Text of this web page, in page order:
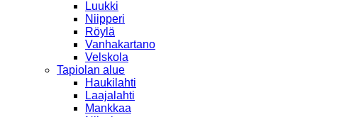
Luukki
Niipperi
Röylä
Vanhakartano
Velskola
Tapiolan alue
Haukilahti
Laajalahti
Mankkaa